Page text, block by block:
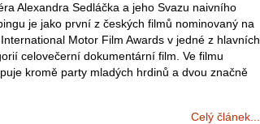
Alexandra Sedláčka a jeho Svazu naivního
je jako první z českých filmů nominovaný na
Motor Film Awards v jedné z hlavních
celovečerní dokumentární film. Ve filmu
kromě party mladých hrdinů a dvou značně
Celý článek...